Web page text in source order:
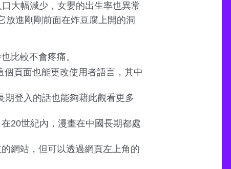
大幅減少，女嬰的出生率也異常
放進剛剛前面在炸豆腐上開的洞
比較不會疼痛。
頁面也能更改使用者語言，其中
登入的話也能夠藉此觀看更多
20世紀內，漫畫在中國長期都處
網站，但可以透過網頁左上角的